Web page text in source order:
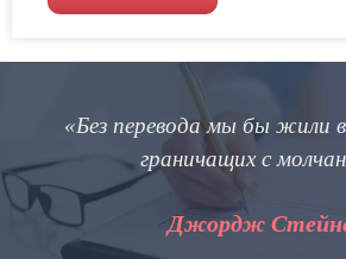
«Без перевода мы бы жили в
граничащих с молчанием»
Джордж Стейнер